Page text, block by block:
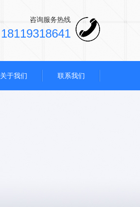
咨询服务热线
18119318641
关于我们 联系我们